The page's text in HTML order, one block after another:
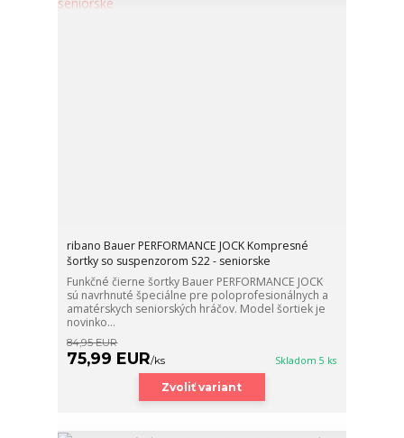
ribano Bauer PERFORMANCE JOCK Kompresné
šortky so suspenzorom S22 - seniorske
Funkčné čierne šortky Bauer PERFORMANCE JOCK
sú navrhnuté špeciálne pre poloprofesionálnych a
amatérskych seniorských hráčov. Model šortiek je
novinko...
84,95 EUR
75,99 EUR/ks Skladom 5 ks
Zvoliť variant